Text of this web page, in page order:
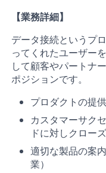
【業務詳細】
データ接続というプ
ってくれたユーザー
して顧客やパートナ
ポジションです。
プロダクトの提
カスタマーサク
ドに対しクロー
適切な製品の案
業）